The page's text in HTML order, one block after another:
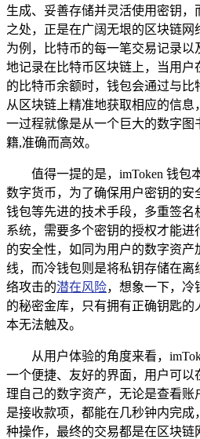
生成、妥善存储并灵活使用密钥
之处，正是在广阔无垠的区块链网
为例，比特币的每一笔交易记录
地记录在比特币区块链上，当用户
的比特币余额时，钱包会通过与比
从区块链上精准地获取相应的信
一过程就像是从一个巨大的数字图
籍,准确而高效。
值得一提的是，imToken 钱包
数字货币，为了确保用户密钥的安
钱包等先进的技术手段，多重签名
系统，需要多个密钥的授权才能进
的安全性，如同为用户的数字资
线，而冷钱包则是将私钥存储在离
络攻击的潜在风险，想象一下，冷
的秘密金库，只有拥有正确钥匙的
本无法触及。
从用户体验的角度来看，
一个便捷、友好的界面，用户可以
理自己的数字资产，无论是查看账
是接收款项，都能在几秒钟内完
种操作，最终的交易都是在区块